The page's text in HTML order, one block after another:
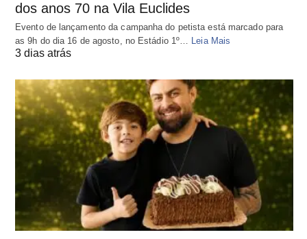
dos anos 70 na Vila Euclides
Evento de lançamento da campanha do petista está marcado para
as 9h do dia 16 de agosto, no Estádio 1º… Leia Mais
3 dias atrás